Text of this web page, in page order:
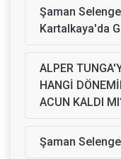
Şaman
Kartalkaya'da
ALPER
HANGİ
ACUN KALDI
Şaman